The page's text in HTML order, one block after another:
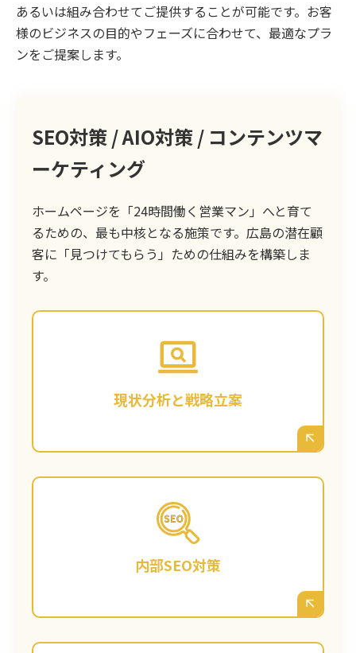
あるいは組み合わせてご提供することが可能です。お客
様のビジネスの目的やフェーズに合わせて、最適なプラ
ンをご提案します。
SEO対策 / AIO対策 / コンテンツマ
ーケティング
ホームページを「24時間働く営業マン」へと育て
るための、最も中核となる施策です。広島の潜在顧
客に「見つけてもらう」ための仕組みを構築しま
す。
現状分析と戦略立案
まずは、お客様のサイトの現状を徹底的に分
析します。広島の競合サイトはどのような戦
略か？ どんなキーワードで検索されている
か？ お客様のビジネスの強みを踏まえ、広島
で「勝てる」キーワード戦略と、長期的なコ
ンテンツプランを立案します。
内部SEO対策
サイトが検索エンジンから正しく評価される
よう、内部構造を最適化します。ページタイ
トルや見出しの最適化、表示速度の改善、ス
マートフォン対応の見直しなど、技術的な土